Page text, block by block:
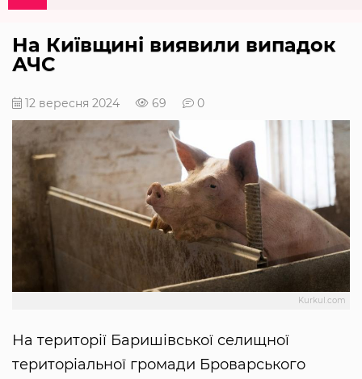
На Київщині виявили випадок
АЧС
12 вересня 2024 69 0
Kurkul.com
На території Баришівської селищної
територіальної громади Броварського